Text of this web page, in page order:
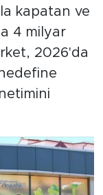
kapatan ve
4 milyar
2026'da